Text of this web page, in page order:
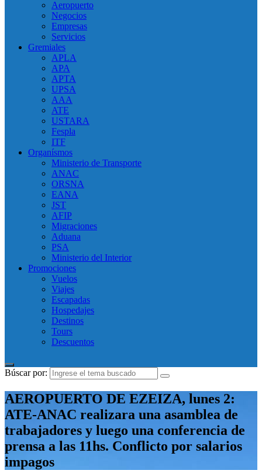
Aeropuerto
Negocios
Empresas
Servicios
Gremiales
APLA
APA
APTA
UPSA
AAA
ATE
USTARA
Fespla
ITF
Organísmos
Ministerio de Transporte
ANAC
ORSNA
EANA
JST
AFIP
Migraciones
Aduana
PSA
Ministerio del Interior
Promociones
Vuelos
Viajes
Escapadas
Hospedajes
Destinos
Tours
Descuentos
Búscar por:
AEROPUERTO DE EZEIZA, lunes 2:
ATE-ANAC realizara una asamblea de
trabajadores y luego una conferencia de
prensa a las 11hs. Conflicto por salarios
impagos